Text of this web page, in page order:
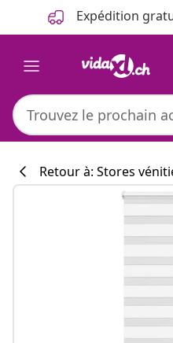
Précédent Expédition
Retour à: Stores